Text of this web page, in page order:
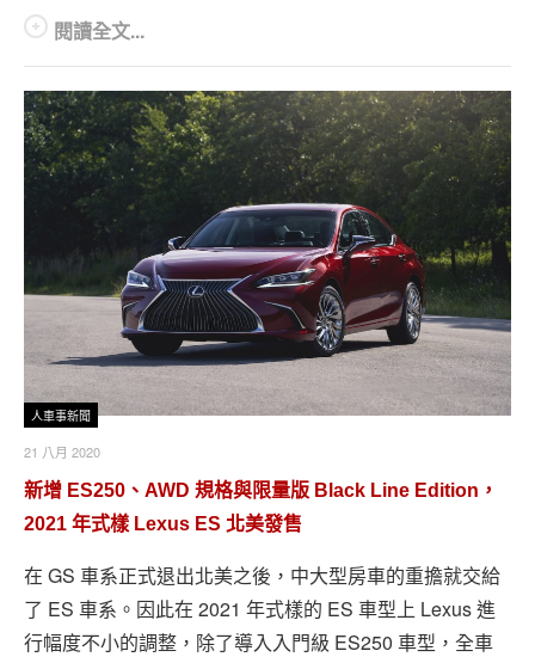
閱讀全文...
人車事新聞
21 八月 2020
新增 ES250、AWD 規格與限量版 Black Line Edition，
2021 年式樣 Lexus ES 北美發售
在 GS 車系正式退出北美之後，中大型房車的重擔就交給
了 ES 車系。因此在 2021 年式樣的 ES 車型上 Lexus 進
行幅度不小的調整，除了導入入門級 ES250 車型，全車